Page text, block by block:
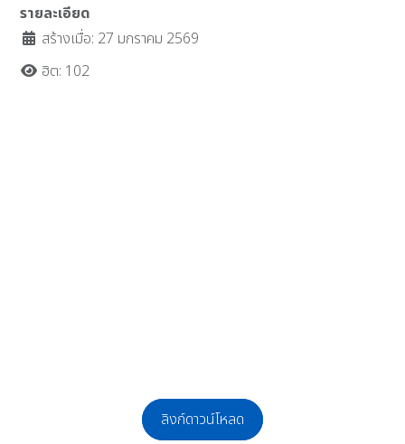
รายละเอียด
สร้างเมื่อ: 27 มกราคม 2569
ฮิต: 102
ลิงก์ดาวน์โหลด